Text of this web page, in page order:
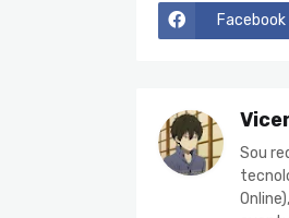
Facebook
Sou